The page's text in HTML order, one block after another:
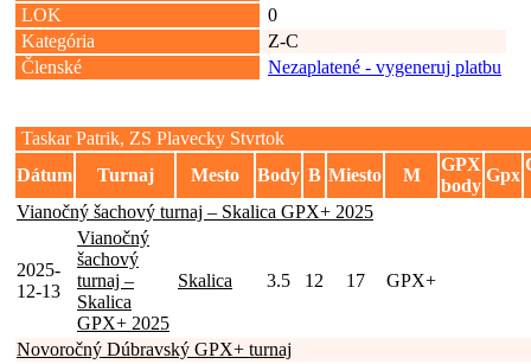
LOK
0
Kategória
Z-C
Členské
Nezaplatené - vygeneruj platbu
Taskar Patrik, ZS Plavecky Stvrtok
Dátum
Turnaj Mesto Body B Miesto M
GPX
body
Gpx
Vianočný šachový turnaj – Skalica GPX+ 2025
2025-
12-13
Vianočný
šachový
turnaj –
Skalica
GPX+ 2025
Skalica 3.5 12 17 GPX+
Novoročný Dúbravský GPX+ turnaj